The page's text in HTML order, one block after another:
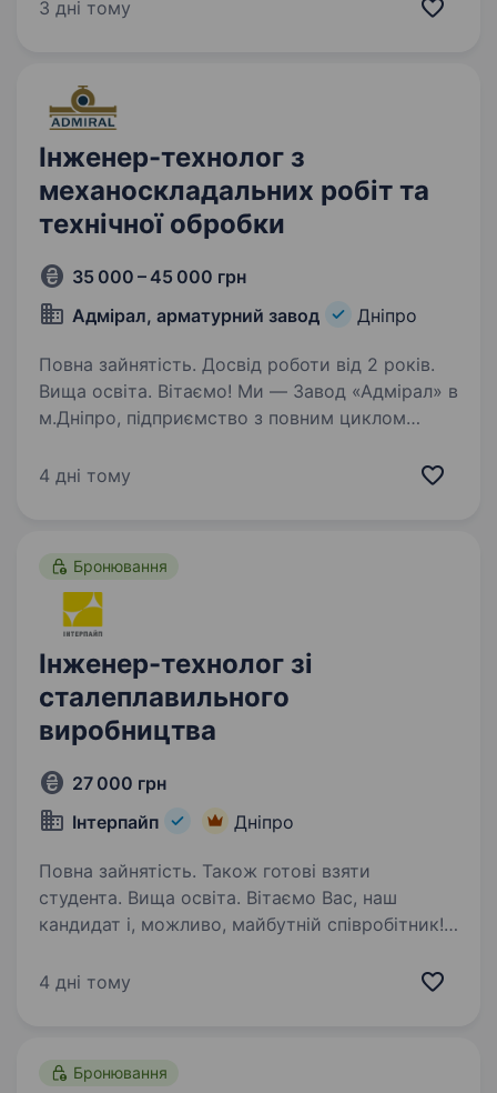
3 дні тому
Інженер-технолог з
механоскладальних робіт та
технічної обробки
35 000 – 45 000 грн
Адмірал, арматурний завод
Дніпро
Повна зайнятість. Досвід роботи від 2 років.
Вища освіта. Вітаємо! Ми — Завод «Адмірал» в
м.Дніпро, підприємство з повним циклом
великих та середніх діаметрів (від DN 50
4 дні тому
Бронювання
Інженер-технолог зі
сталеплавильного
виробництва
27 000 грн
Інтерпайп
Дніпро
Повна зайнятість. Також готові взяти
студента. Вища освіта. Вітаємо Вас, наш
кандидат і, можливо, майбутній співробітник!
у завтрашньому дні та шукайте надійного
4 дні тому
Бронювання